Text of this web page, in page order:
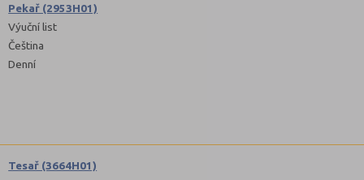
Pekař (2953H01)
Výuční list
Čeština
Denní
Tesař (3664H01)